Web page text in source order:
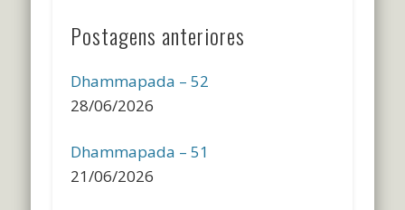
Postagens anteriores
Dhammapada – 52
28/06/2026
Dhammapada – 51
21/06/2026